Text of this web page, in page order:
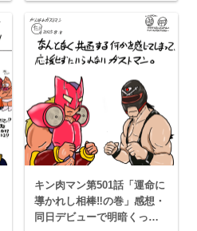
キン肉マン第501話「運命に
導かれし相棒‼︎の巻」感想・
同日デビューで明暗くっき